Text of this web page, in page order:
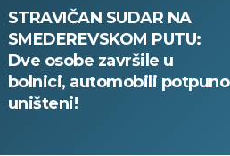
STRAVIČAN SUDAR NA
SMEDEREVSKOM PUTU:
Dve osobe završile u
bolnici, automobili potpuno
uništeni!